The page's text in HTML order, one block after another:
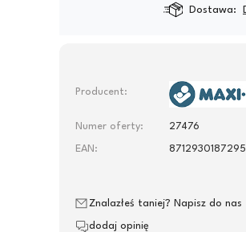
Dostępność:
Producent:
Numer oferty: 27476
EAN: 8712930187295
Znalazłeś taniej? Napisz do nas
dodaj opinię